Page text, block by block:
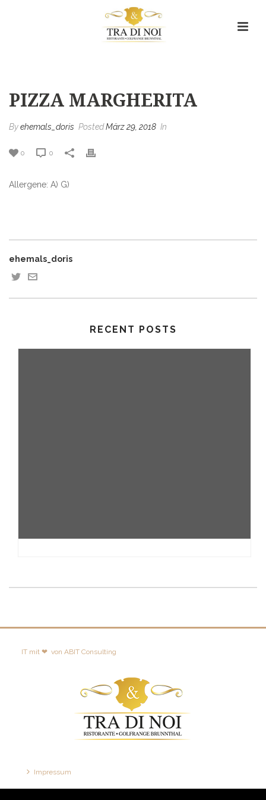
Pizza Margherita
PIZZA MARGHERITA
Byehemals_doris PostedMärz 29, 2018 In
0 0
Allergene: A) G)
ehemals_doris
RECENT POSTS
IT mit ❤ vonABIT Consulting
Impressum
Disclaimer